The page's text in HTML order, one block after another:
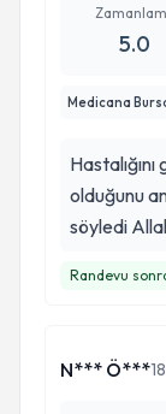
5.0
Medicana
olduğunu
söyledi
Randevu
N*** Ö***